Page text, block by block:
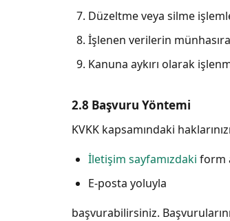
Düzeltme veya silme
İşlenen verilerin
Kanuna aykırı olarak
2.8 Başvuru Yöntemi
KVKK kapsamındaki
İletişim sayfamızdaki form
E-posta yoluyla
başvurabilirsiniz.